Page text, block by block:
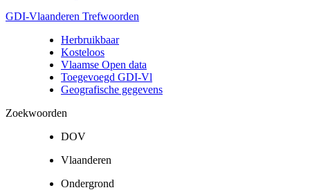
GDI-Vlaanderen Trefwoorden
Herbruikbaar
Kosteloos
Vlaamse Open data
Toegevoegd GDI-Vl
Geografische gegevens
Zoekwoorden
DOV
Vlaanderen
Ondergrond